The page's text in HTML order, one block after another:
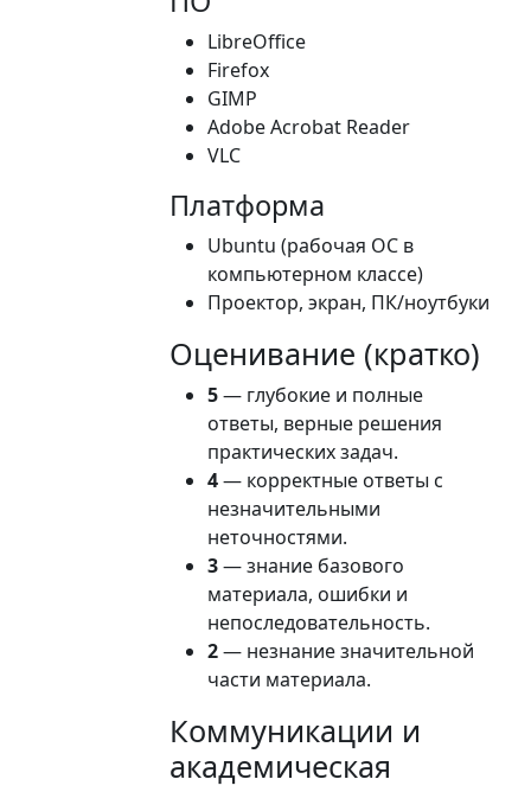
LibreOffice
Firefox
GIMP
Adobe Acrobat Reader
VLC
Платформа
Ubuntu (рабочая ОС в
компьютерном классе)
Проектор, экран, ПК/ноутбуки
Оценивание (кратко)
5— глубокие и полные
ответы, верные решения
практических задач.
4— корректные ответы с
незначительными
неточностями.
3— знание базового
материала, ошибки и
непоследовательность.
2— незнание значительной
части материала.
Коммуникации и
академическая